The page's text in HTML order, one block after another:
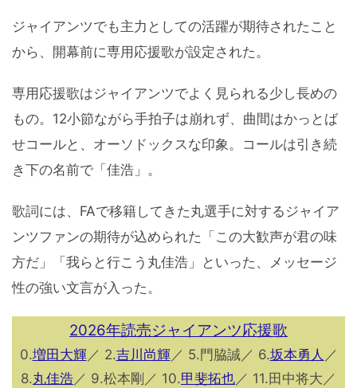
ジャイアンツでも主力としての活躍が期待されたこと
から、開幕前に専用応援歌が設定された。
専用応援歌はジャイアンツでよく見られる少し長めの
もの。12小節ながら手拍子は崩れず、曲間はかっとば
せコールと、オーソドックスな印象。コールは引き続
き下の名前で「佳浩」。
歌詞には、FAで移籍してきた丸選手に対するジャイア
ンツファンの期待が込められた「この大歓声が君の味
方だ」「我らと行こう丸佳浩」といった、メッセージ
性の強い文言が入った。
2026年読売ジャイアンツ応援歌
0.増田大輝／ 2.吉川尚輝／ 5.門脇誠／ 6.坂本勇人 ／
8.丸佳浩／ 9.松本剛／ 10.甲斐拓也／ 11.田中将大／